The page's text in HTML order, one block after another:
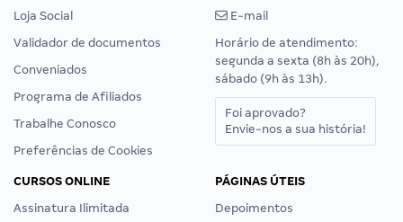
Loja Social
Validador de documentos
Conveniados
Programa de Afiliados
Trabalhe Conosco
Preferências de Cookies
E-mail
Horário de atendimento:
segunda a sexta (8h às 20h),
sábado (9h às 13h).
Foi aprovado?
Envie-nos a sua história!
CURSOS ONLINE
Assinatura Ilimitada
PÁGINAS ÚTEIS
Depoimentos